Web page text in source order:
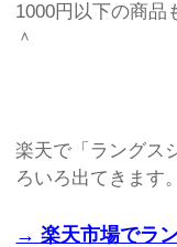
1000円以下の商品
＾
楽天で「ラングス
ろいろ出てきます。
→ 楽天市場でラ